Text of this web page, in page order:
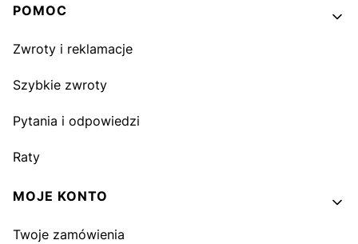
Linki w stopce
POMOC
Zwroty i reklamacje
Szybkie zwroty
Pytania i odpowiedzi
Raty
MOJE KONTO
Twoje zamówienia